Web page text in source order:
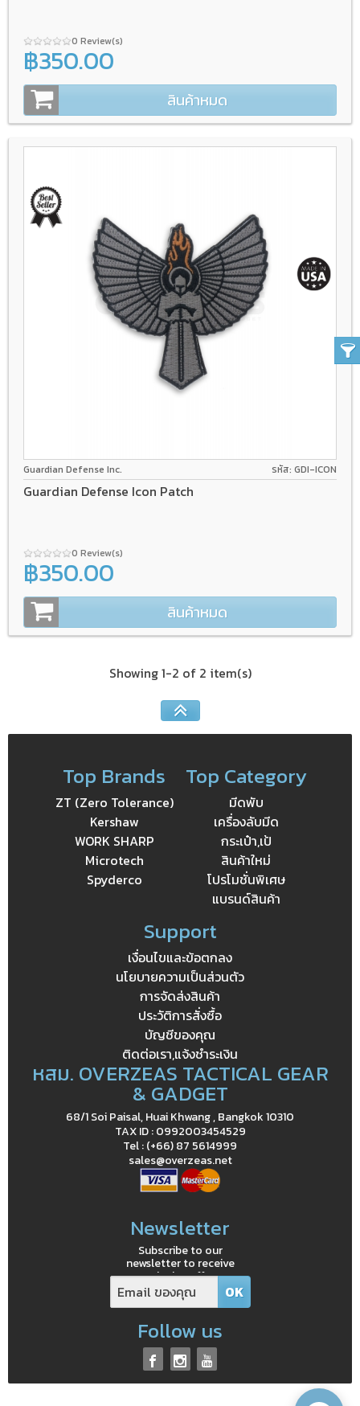
0 Review(s)
฿350.00
สินค้าหมด
Guardian Defense Inc. รหัส: GDI-ICON
Guardian Defense Icon Patch
0 Review(s)
฿350.00
สินค้าหมด
Showing 1-2 of 2 item(s)
Top Brands
ZT (Zero Tolerance)
Kershaw
WORK SHARP
Microtech
Spyderco
Top Category
มีดพับ
เครื่องลับมีด
กระเป๋า,เป้
สินค้าใหม่
โปรโมชั่นพิเศษ
แบรนด์สินค้า
Support
เงื่อนไขและข้อตกลง
นโยบายความเป็นส่วนตัว
การจัดส่งสินค้า
ประวัติการสั่งซื้อ
บัญชีของคุณ
ติดต่อเรา,แจ้งชำระเงิน
หสม. OVERZEAS TACTICAL GEAR
& GADGET
68/1 Soi Paisal, Huai Khwang , Bangkok 10310
TAX ID : 0992003454529
Tel : (+66) 87 5614999
sales@overzeas.net
Newsletter
Subscribe to our
newsletter to receive
exclusive offers
Follow us